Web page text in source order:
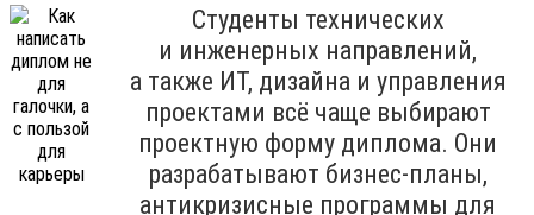
Студенты технических
и инженерных направлений,
а также ИТ, дизайна и управления
проектами всё чаще выбирают
проектную форму диплома. Они
разрабатывают бизнес-планы,
антикризисные программы для